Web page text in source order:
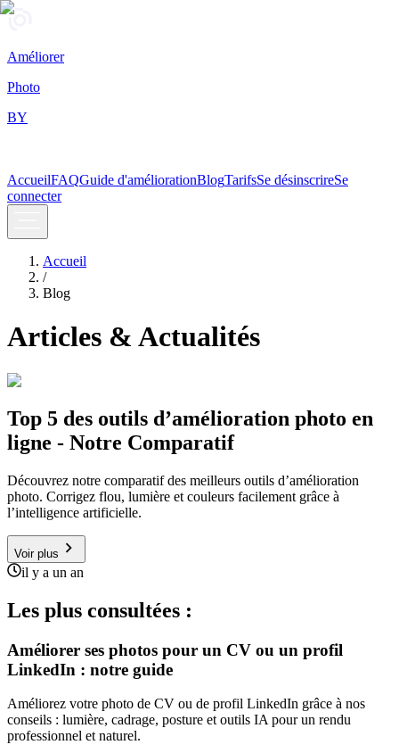
Améliorer
Photo
BY
AccueilFAQGuide d'améliorationBlogTarifsSe désinscrireSe
connecter
Accueil
/
Blog
Articles & Actualités
Top 5 des outils d’amélioration photo en
ligne - Notre Comparatif
Découvrez notre comparatif des meilleurs outils d’amélioration
photo. Corrigez flou, lumière et couleurs facilement grâce à
l’intelligence artificielle.
Voir plus
il y a un an
Les plus consultées :
Améliorer ses photos pour un CV ou un profil
LinkedIn : notre guide
Améliorez votre photo de CV ou de profil LinkedIn grâce à nos
conseils : lumière, cadrage, posture et outils IA pour un rendu
professionnel et naturel.